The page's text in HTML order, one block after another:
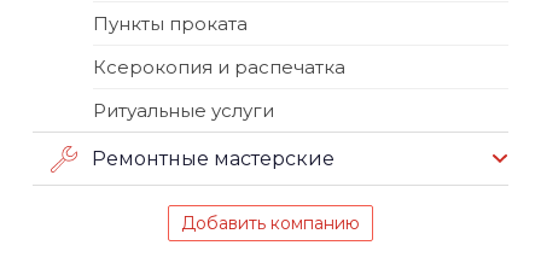
Пункты проката
Ксерокопия и распечатка
Ритуальные услуги
Ремонтные мастерские
Добавить компанию